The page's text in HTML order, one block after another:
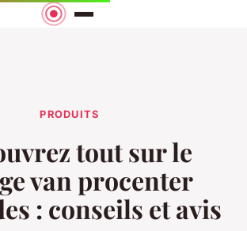
PRODUITS
tout sur le
van procenter
: conseils et avis